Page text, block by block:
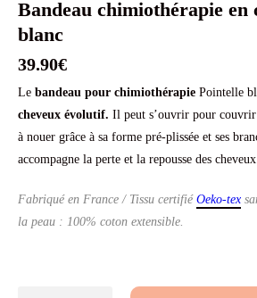
Bandeau chimiothérapie en
blanc
39.90€
Le bandeau pour chimiothérapie Pointelle
cheveux évolutif. Il peut s’ouvrir pour
à nouer grâce à sa forme pré-plissée et ses
accompagne la perte et la repousse des cheveux.
Fabriqué en France / Tissu certifié Oeko-tex
la peau : 100% coton extensible.